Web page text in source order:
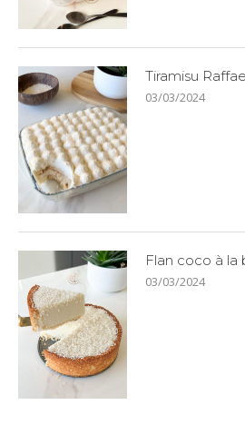
Tiramisu
03/03/2024
Flan coco à la
03/03/2024